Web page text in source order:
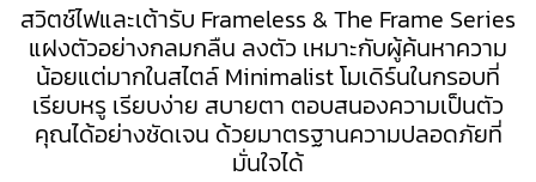
สวิตช์ไฟและเต้ารับ Frameless & The Frame Series
แฝงตัวอย่างกลมกลืน ลงตัว เหมาะกับผู้ค้นหาความ
น้อยแต่มากในสไตล์ Minimalist โมเดิร์นในกรอบที่
เรียบหรู เรียบง่าย สบายตา ตอบสนองความเป็นตัว
คุณได้อย่างชัดเจน ด้วยมาตรฐานความปลอดภัยที่
มั่นใจได้